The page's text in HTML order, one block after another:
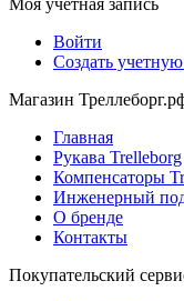
Войти
Создать
Магазин
Главная
Рукава Trelleborg
Компенсаторы
Инженерный
О бренде
Контакты
Покупательский